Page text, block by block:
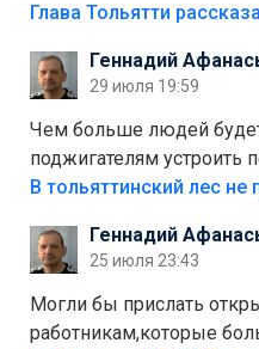
аттракционам слабо
лежала в парке и
украли.
Геннадий
29 июля 19:59
Чем больше людей
поджигателям устроить
костры,тех надо
Штрафы мизерные.
Геннадий
25 июля 23:43
Могли бы прислать
работникам,которые